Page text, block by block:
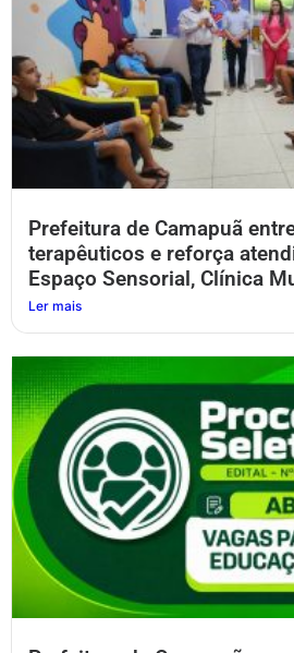
Prefeitura de Camapuã
terapêuticos e reforça
Espaço Sensorial, Clínica
Ler mais